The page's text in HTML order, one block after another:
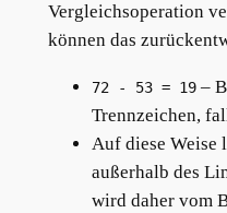
Vergleichsoperation
können das
72 - 53 = 19–
Trennzeichen,
Auf diese Weise
außerhalb des
wird daher vom